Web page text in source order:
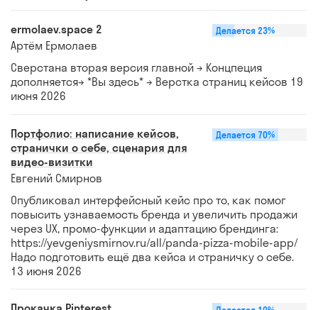
ermolaev.space 2
Артём Ермолаев
Делается 23%
Сверстана вторая версия главной → Концпеция
дополняется→ *Вы здесь* → Верстка страниц кейсов 19
июня 2026
Портфолио: написание кейсов,
странички о себе, сценария для
видео-визитки
Евгений Смирнов
Делается 70%
Опубликовал интерфейсный кейс про то, как помог
повысить узнаваемость бренда и увеличить продажи
через UX, промо-функции и адаптацию брендинга:
https://yevgeniysmirnov.ru/all/panda-pizza-mobile-app/
Надо подготовить ещё два кейса и страничку о себе.
13 июня 2026